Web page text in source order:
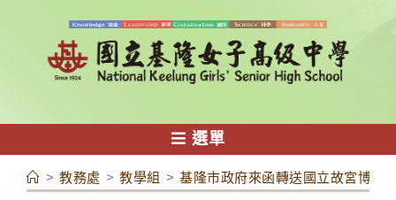
容
選單
> 教務處 > 教學組 > 基隆市政府來函轉送國立故宮博物